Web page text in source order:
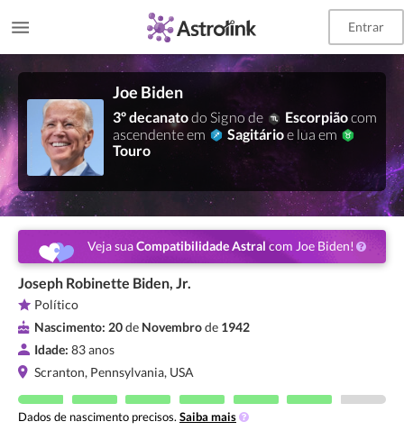
Entrar
Joe Biden
3º decanatodo Signo de Escorpiãocom
ascendente em
Sagitárioe lua em
Touro
Veja suaCompatibilidade Astral com Joe Biden!
Joseph Robinette Biden, Jr.
Político
Nascimento: 20de Novembrode 1942
Idade: 83 anos
Scranton, Pennsylvania, USA
Dados de nascimento precisos. Saiba mais